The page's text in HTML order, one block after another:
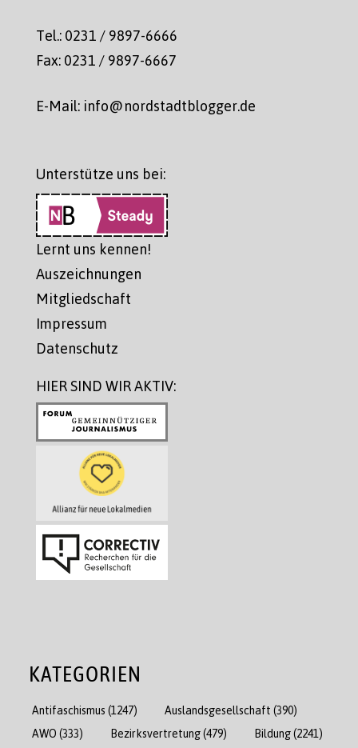
Tel.: 0231 / 9897-6666
Fax: 0231 / 9897-6667
E-Mail: info@nordstadtblogger.de
Unterstütze uns bei:
Lernt uns kennen!
Auszeichnungen
Mitgliedschaft
Impressum
Datenschutz
HIER SIND WIR AKTIV:
KATEGORIEN
Antifaschismus (1247) Auslandsgesellschaft (390)
AWO (333) Bezirksvertretung(479) Bildung(2241)